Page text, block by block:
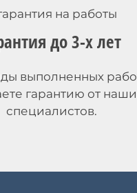
до3-х лет
выполненных
гарантию от
специалистов.